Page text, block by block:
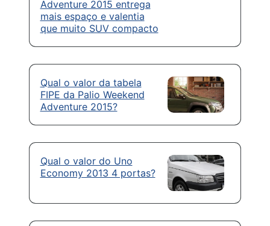
Adventure 2015 entrega
mais espaço e valentia
que muito SUV compacto
Qual o valor da tabela
FIPE da Palio Weekend
Adventure 2015?
Qual o valor do Uno
Economy 2013 4 portas?